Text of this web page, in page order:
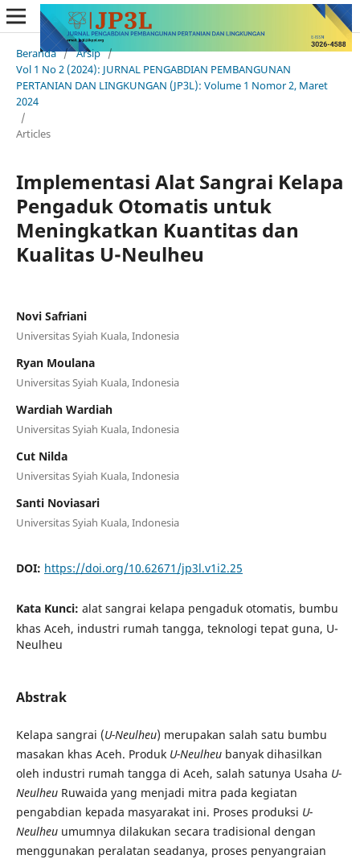
Beranda / Arsip /
Vol 1 No 2 (2024): JURNAL PENGABDIAN PEMBANGUNAN
PERTANIAN DAN LINGKUNGAN (JP3L): Volume 1 Nomor 2, Maret
2024
/
Articles
Implementasi Alat Sangrai Kelapa
Pengaduk Otomatis untuk
Meningkatkan Kuantitas dan
Kualitas U-Neulheu
Novi Safriani
Universitas Syiah Kuala, Indonesia
Ryan Moulana
Universitas Syiah Kuala, Indonesia
Wardiah Wardiah
Universitas Syiah Kuala, Indonesia
Cut Nilda
Universitas Syiah Kuala, Indonesia
Santi Noviasari
Universitas Syiah Kuala, Indonesia
DOI: https://doi.org/10.62671/jp3l.v1i2.25
Kata Kunci: alat sangrai kelapa pengaduk otomatis, bumbu
khas Aceh, industri rumah tangga, teknologi tepat guna, U-
Neulheu
Abstrak
Kelapa sangrai (U-Neulheu) merupakan salah satu bumbu
masakan khas Aceh. Produk U-Neulheubanyak dihasilkan
oleh industri rumah tangga di Aceh, salah satunya Usaha U-
NeulheuRuwaida yang menjadi mitra pada kegiatan
pengabdian kepada masyarakat ini. Proses produksi U-
Neulheuumumnya dilakukan secara tradisional dengan
menggunakan peralatan seadanya, proses penyangraian